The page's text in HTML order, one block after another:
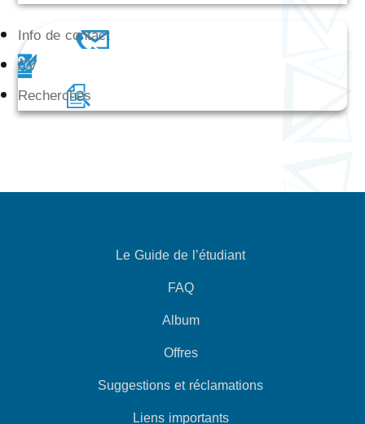
Info de contact
CV
Recherches
Le Guide de l’étudiant
FAQ
Album
Offres
Suggestions et réclamations
Liens importants